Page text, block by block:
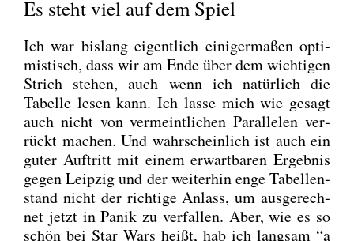
Es steht viel auf dem Spiel
Ich war bis­lang eigent­lich eini­ger­ma­ßen opti­
mis­tisch, dass wir am Ende über dem wich­ti­gen
Strich ste­hen, auch wenn ich natür­lich die
Tabel­le lesen kann. Ich las­se mich wie gesagt
auch nicht von ver­meint­li­chen Par­al­le­len ver­
rückt machen. Und wahr­schein­lich ist auch ein
guter Auf­tritt mit einem erwart­ba­ren Ergeb­nis
gegen Leip­zig und der wei­ter­hin enge Tabel­len­
stand nicht der rich­ti­ge Anlass, um aus­ge­rech­
net jetzt in Panik zu ver­fal­len. Aber, wie es so
schön bei Star Wars heißt, hab ich lang­sam “a